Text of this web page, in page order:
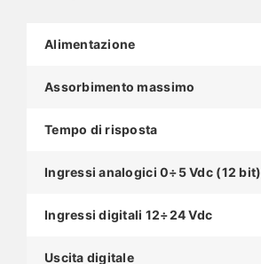
Alimentazione
Assorbimento massimo
Tempo di risposta
Ingressi analogici 0÷5 Vdc (12 bit)
Ingressi digitali 12÷24 Vdc
Uscita digitale